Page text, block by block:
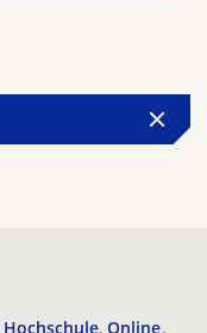
Hochschule Online